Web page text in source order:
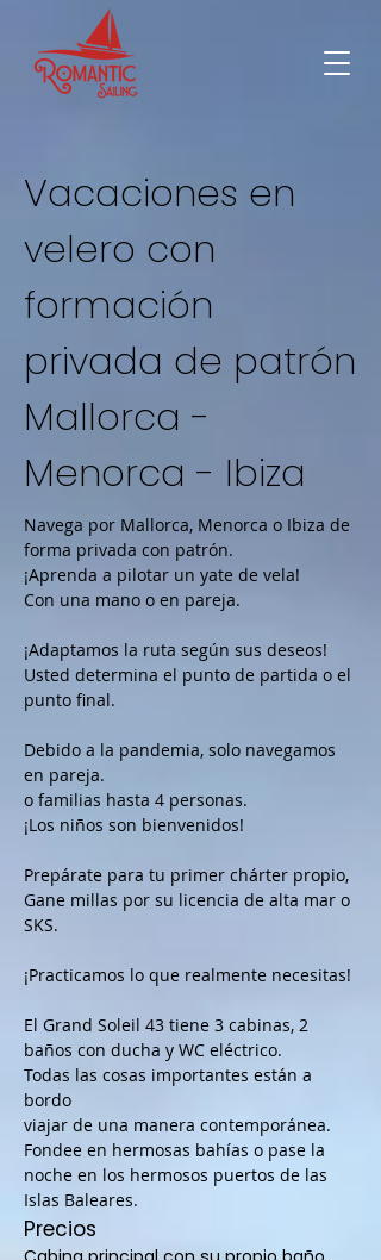
Vacaciones en
velero con
formación
privada de patrón
Mallorca -
Menorca - Ibiza
Navega por Mallorca, Menorca o Ibiza de
forma privada con patrón.
¡Aprenda a pilotar un yate de vela!
Con una mano o en pareja.
¡Adaptamos la ruta según sus deseos!
Usted determina el punto de partida o el
punto final.
Debido a la pandemia, solo navegamos
en pareja.
o familias hasta 4 personas.
¡Los niños son bienvenidos!
Prepárate para tu primer chárter propio,
Gane millas por su licencia de alta mar o
SKS.
¡Practicamos lo que realmente necesitas!
El Grand Soleil 43 tiene 3 cabinas, 2
baños con ducha y WC eléctrico.
Todas las cosas importantes están a
bordo
viajar de una manera contemporánea.
Fondee en hermosas bahías o pase la
noche en los hermosos puertos de las
Islas Baleares.
Precios